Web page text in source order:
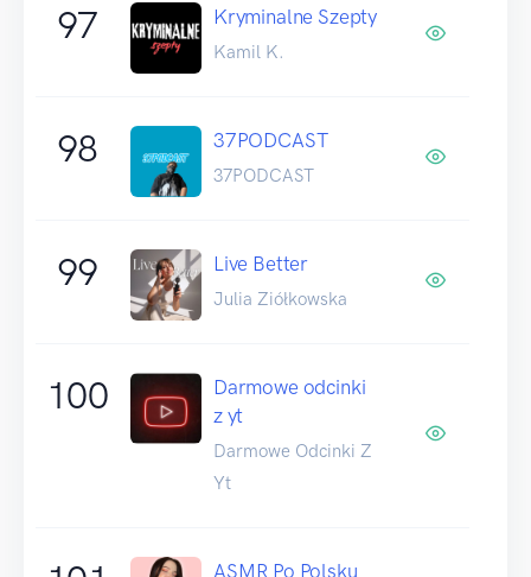
97 Kryminalne Szepty
Kamil K.
98 37PODCAST
37PODCAST
99 Live Better
Julia Ziółkowska
100
Darmowe odcinki
z yt
Darmowe Odcinki Z
Yt
ASMR Po Polsku